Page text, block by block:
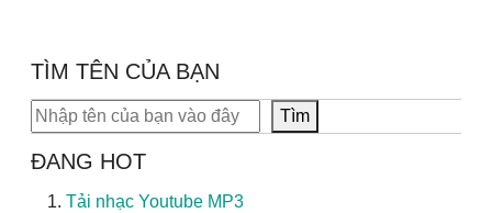
TÌM TÊN CỦA BẠN
Tìm kiếm Tìm
ĐANG HOT
Tải nhạc Youtube MP3